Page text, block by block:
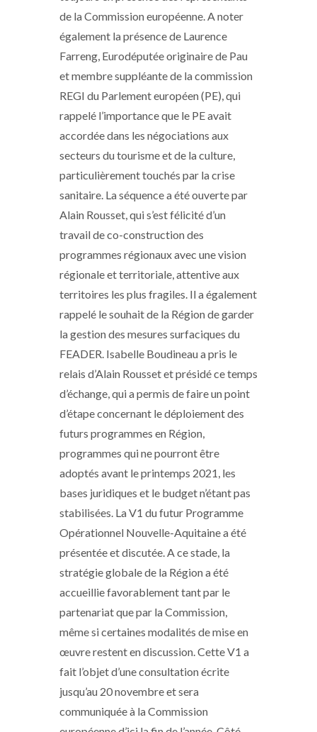
de la Commission européenne. A noter
également la présence de Laurence
Farreng, Eurodéputée originaire de Pau
et membre suppléante de la commission
REGI du Parlement européen (PE), qui
rappelé l’importance que le PE avait
accordée dans les négociations aux
secteurs du tourisme et de la culture,
particulièrement touchés par la crise
sanitaire. La séquence a été ouverte par
Alain Rousset, qui s’est félicité d’un
travail de co-construction des
programmes régionaux avec une vision
régionale et territoriale, attentive aux
territoires les plus fragiles. Il a également
rappelé le souhait de la Région de garder
la gestion des mesures surfaciques du
FEADER. Isabelle Boudineau a pris le
relais d’Alain Rousset et présidé ce temps
d’échange, qui a permis de faire un point
d’étape concernant le déploiement des
futurs programmes en Région,
programmes qui ne pourront être
adoptés avant le printemps 2021, les
bases juridiques et le budget n’étant pas
stabilisées. La V1 du futur Programme
Opérationnel Nouvelle-Aquitaine a été
présentée et discutée. A ce stade, la
stratégie globale de la Région a été
accueillie favorablement tant par le
partenariat que par la Commission,
même si certaines modalités de mise en
œuvre restent en discussion. Cette V1 a
fait l’objet d’une consultation écrite
jusqu’au 20 novembre et sera
communiquée à la Commission